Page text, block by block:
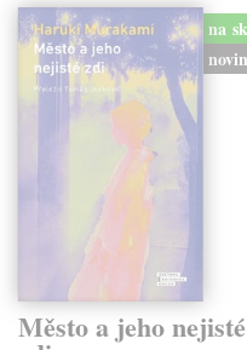
na
Město a jeho nejisté